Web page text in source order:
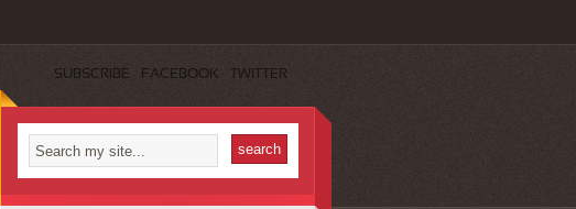
SUBSCRIBE FACEBOOK TWITTER